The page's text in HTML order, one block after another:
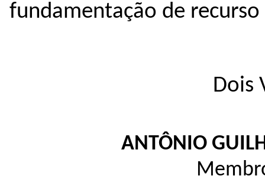
fundamentação de
Dois
ANTÔNIO